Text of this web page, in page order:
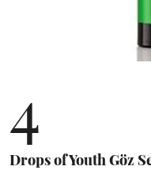
4
Drops of Youth Göz